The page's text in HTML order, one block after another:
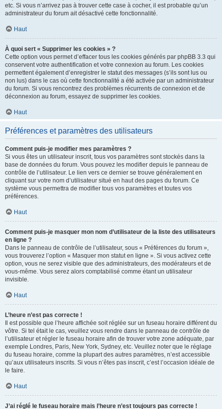
etc. Si vous n’arrivez pas à trouver cette case à cocher, il est probable qu’un
administrateur du forum ait désactivé cette fonctionnalité.
Haut
À quoi sert « Supprimer les cookies » ?
Cette option vous permet d’effacer tous les cookies générés par phpBB 3.3 qui
conservent votre authentification et votre connexion au forum. Les cookies
permettent également d’enregistrer le statut des messages (s’ils sont lus ou
non lus) dans le cas où cette fonctionnalité a été activée par un administrateur
du forum. Si vous rencontrez des problèmes récurrents de connexion et de
déconnexion au forum, essayez de supprimer les cookies.
Haut
Préférences et paramètres des utilisateurs
Comment puis-je modifier mes paramètres ?
Si vous êtes un utilisateur inscrit, tous vos paramètres sont stockés dans la
base de données du forum. Vous pouvez les modifier depuis le panneau de
contrôle de l’utilisateur. Le lien vers ce dernier se trouve généralement en
cliquant sur votre nom d’utilisateur situé en haut des pages du forum. Ce
système vous permettra de modifier tous vos paramètres et toutes vos
préférences.
Haut
Comment puis-je masquer mon nom d’utilisateur de la liste des utilisateurs
en ligne ?
Dans le panneau de contrôle de l’utilisateur, sous « Préférences du forum »,
vous trouverez l’option « Masquer mon statut en ligne ». Si vous activez cette
option, vous ne serez visible que des administrateurs, des modérateurs et de
vous-même. Vous serez alors comptabilisé comme étant un utilisateur
invisible.
Haut
L’heure n’est pas correcte !
Il est possible que l’heure affichée soit réglée sur un fuseau horaire différent du
vôtre. Si tel était le cas, veuillez vous rendre dans le panneau de contrôle de
l’utilisateur et régler le fuseau horaire afin de trouver votre zone adéquate, par
exemple Londres, Paris, New York, Sydney, etc. Veuillez noter que le réglage
du fuseau horaire, comme la plupart des autres paramètres, n’est accessible
qu’aux utilisateurs inscrits. Si vous n’êtes pas inscrit, c’est l’occasion idéale de
le faire.
Haut
J’ai réglé le fuseau horaire mais l’heure n’est toujours pas correcte !